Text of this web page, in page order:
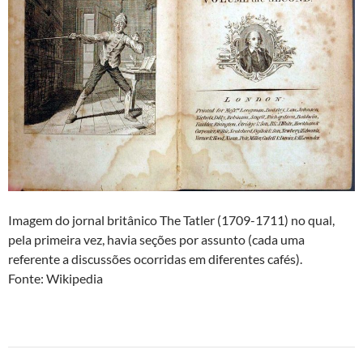
Imagem do jornal britânico The Tatler (1709-1711) no qual,
pela primeira vez, havia seções por assunto (cada uma
referente a discussões ocorridas em diferentes cafés).
Fonte: Wikipedia